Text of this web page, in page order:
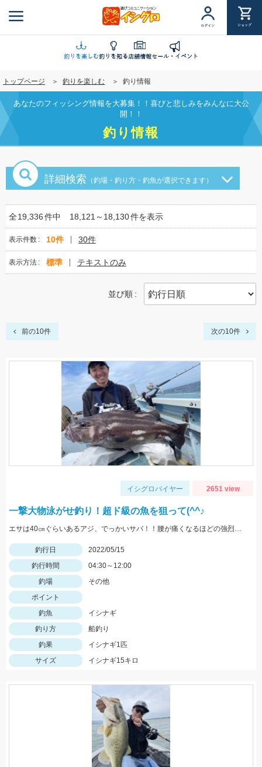
ン
に
移
動
ログイン ショップ
釣りを楽しむ釣りを知る店舗情報セール・イベント
トップページ 釣りを楽しむ 釣り情報
あなたのフィッシング情報を大募集！！喜びと悲しみをみんなに大公
開！！
釣り情報
詳細検索 （釣場・釣り方・釣魚が選択できます）
全19,336件中 18,121～18,130件を表示
表示件数 10件 30件
表示方法 標準 テキストのみ
並び順
前の10件 次の10件
イシグロバイヤー 2651 view
一撃大物泳がせ釣り！超ド級の魚を狙って(^^♪
エサは40㎝ぐらいあるアジ、でっかいサバ！！腰が痛くなるほどの強烈な引き、ロマンです。
釣行日
2022/05/15
釣行時間
04:30～12:00
釣場
その他
ポイント
釣魚
イシナギ
釣り方
船釣り
釣果
イシナギ1匹
サイズ
イシナギ15キロ